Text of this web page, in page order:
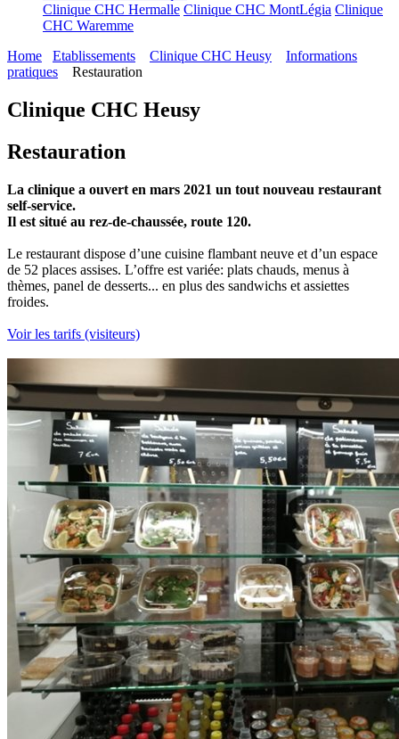
Clinique CHC Hermalle Clinique CHC MontLégia Clinique
CHC Waremme
Home
Etablissements Clinique CHC Heusy
Informations
pratiques
Restauration
Clinique CHC Heusy
Restauration
La clinique a ouvert en mars 2021 un tout nouveau restaurant
self-service.
Il est situé au rez-de-chaussée, route 120.
Le restaurant dispose d’une cuisine flambant neuve et d’un espace
de 52 places assises. L’offre est variée: plats chauds, menus à
thèmes, panel de desserts... en plus des sandwichs et assiettes
froides.
Voir les tarifs (visiteurs)